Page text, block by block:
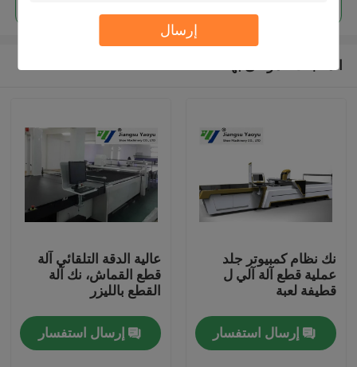
إرسال
المنتجات الموصى بها
نك نظام كمبيوتر جلد
عملية قطع آلة آلي ل
قطيفة لعبة
إرسال استفسار
عالية الدقة التلقائي آلة
قطع القماش، نك آلة
القطع بالليزر
إرسال استفسار